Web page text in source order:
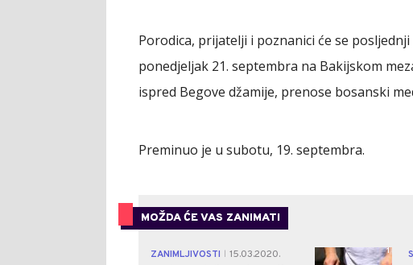
Porodica, prijatelji i poznanici će se
ponedjeljak 21. septembra na Bakijskom
ispred Begove džamije, prenose bosanski
Preminuo je u subotu, 19. septembra.
MOŽDA ĆE VAS ZANIMATI
ZANIMLJIVOSTI
15.03.2020.
1